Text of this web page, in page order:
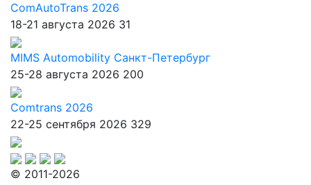
ComAutoTrans 2026
18-21 августа 2026 31
MIMS Automobility Санкт-Петербург
25-28 августа 2026 200
Comtrans 2026
22-25 сентября 2026 329
© 2011-2026